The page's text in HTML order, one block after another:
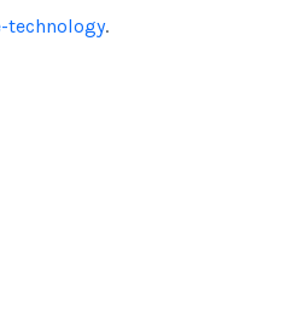
technology.